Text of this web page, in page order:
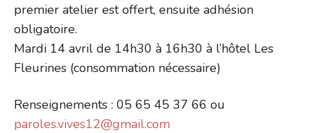
premier atelier est offert, ensuite adhésion
obligatoire.
Mardi 14 avril de 14h30 à 16h30 à l’hôtel Les
Fleurines (consommation nécessaire)
Renseignements : 05 65 45 37 66 ou
paroles.vives12@gmail.com